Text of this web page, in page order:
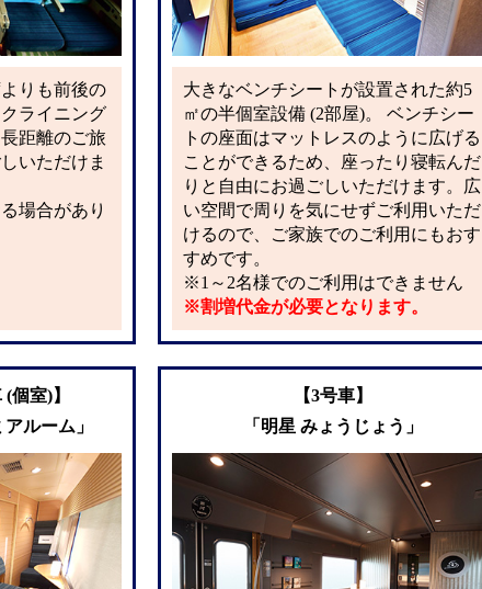
りも前後の
ライニング
距離のご旅
いただけま
場合があり
大きなベンチシートが設置された約5
㎡の半個室設備 (2部屋)。 ベンチシー
トの座面はマットレスのように広げる
ことができるため、座ったり寝転んだ
りと自由にお過ごしいただけます。広
い空間で周りを気にせずご利用いただ
けるので、ご家族でのご利用にもおす
すめです。
※1～2名様でのご利用はできません
※割増代金が必要となります。
個室)】
ルーム」
【3号車】
「明星 みょうじょう」